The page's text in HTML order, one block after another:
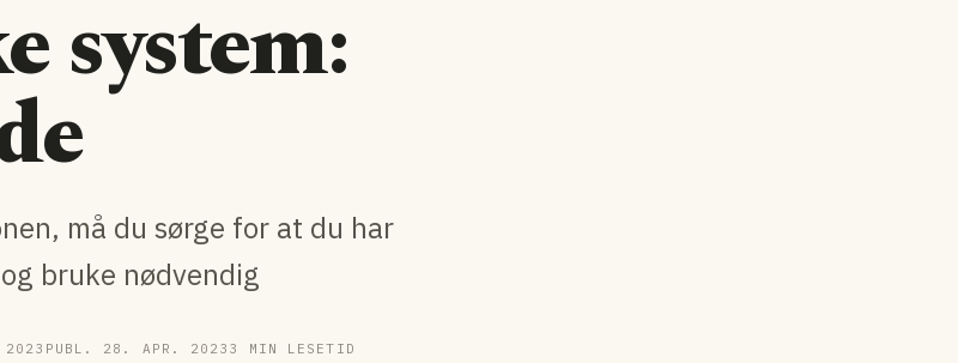
system:
må du sørge for at du har
bruke nødvendig
2023 PUBL. 28. APR. 2023 3 MIN LESETID